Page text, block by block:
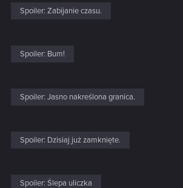
Spoiler: Zabijanie czasu.
Spoiler: Bum!
Spoiler: Jasno nakreślona granica.
Spoiler: Dzisiaj już zamknięte.
Spoiler: Ślepa uliczka